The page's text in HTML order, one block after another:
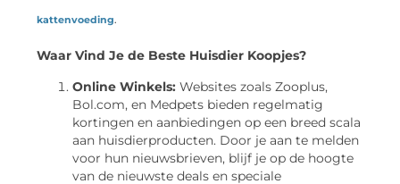
kattenvoeding.
Waar Vind Je de Beste Huisdier Koopjes?
Online Winkels: Websites zoals Zooplus,
Bol.com, en Medpets bieden regelmatig
kortingen en aanbiedingen op een breed scala
aan huisdierproducten. Door je aan te melden
voor hun nieuwsbrieven, blijf je op de hoogte
van de nieuwste deals en speciale